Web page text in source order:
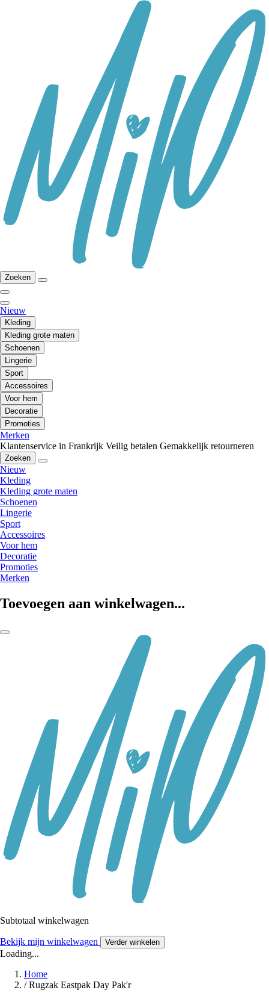
Zoeken
Nieuw
Kleding
Kleding grote maten
Schoenen
Lingerie
Sport
Accessoires
Voor hem
Decoratie
Promoties
Merken
Klantenservice in Frankrijk Veilig betalen Gemakkelijk retourneren
Zoeken
Nieuw
Kleding
Kleding grote maten
Schoenen
Lingerie
Sport
Accessoires
Voor hem
Decoratie
Promoties
Merken
Toevoegen aan winkelwagen...
Subtotaal winkelwagen
Bekijk mijn winkelwagen Verder winkelen
Loading...
Home
/ Rugzak Eastpak Day Pak'r